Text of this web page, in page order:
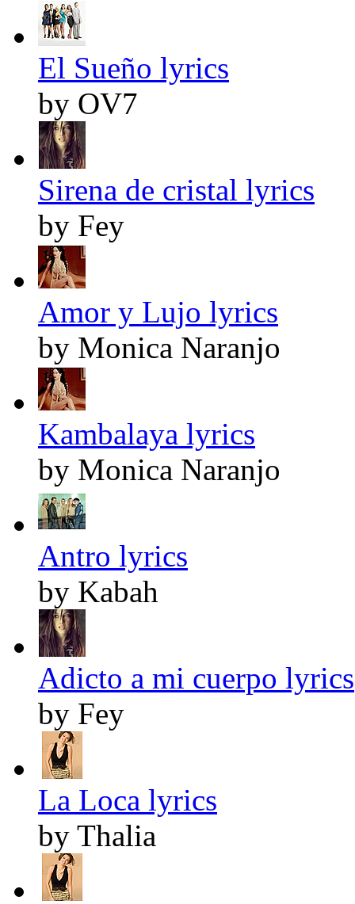
El Sueño lyrics
by OV7
Sirena de cristal lyrics
by Fey
Amor y Lujo lyrics
by Monica Naranjo
Kambalaya lyrics
by Monica Naranjo
Antro lyrics
by Kabah
Adicto a mi cuerpo lyrics
by Fey
La Loca lyrics
by Thalia